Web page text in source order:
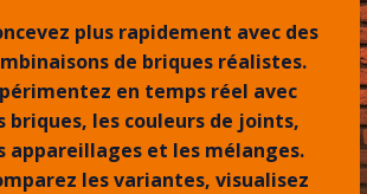
plus rapidement avec des
de briques réalistes.
en temps réel avec
briques, les couleurs de joints,
appareillages et les mélanges.
les variantes, visualisez